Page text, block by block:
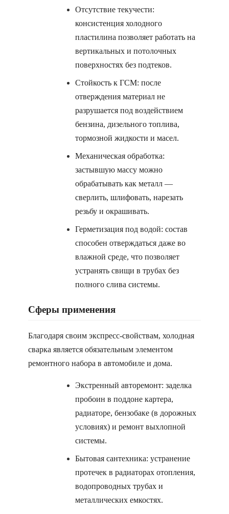
Отсутствие текучести:
консистенция холодного
пластилина позволяет работать на
вертикальных и потолочных
поверхностях без подтеков.
Стойкость к ГСМ: после
отверждения материал не
разрушается под воздействием
бензина, дизельного топлива,
тормозной жидкости и масел.
Механическая обработка:
застывшую массу можно
обрабатывать как металл —
сверлить, шлифовать, нарезать
резьбу и окрашивать.
Герметизация под водой: состав
способен отверждаться даже во
влажной среде, что позволяет
устранять свищи в трубах без
полного слива системы.
Сферы применения
Благодаря своим экспресс-свойствам, холодная
сварка является обязательным элементом
ремонтного набора в автомобиле и дома.
Экстренный авторемонт: заделка
пробоин в поддоне картера,
радиаторе, бензобаке (в дорожных
условиях) и ремонт выхлопной
системы.
Бытовая сантехника: устранение
протечек в радиаторах отопления,
водопроводных трубах и
металлических емкостях.